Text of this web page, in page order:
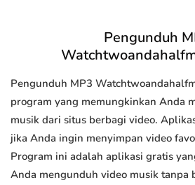
Pengunduh
Pengunduh MP3
program yang memungkinkan Anda
musik dari situs berbagi video.
jika Anda ingin menyimpan video
Program ini adalah aplikasi gratis
Anda mengunduh video musik tanpa